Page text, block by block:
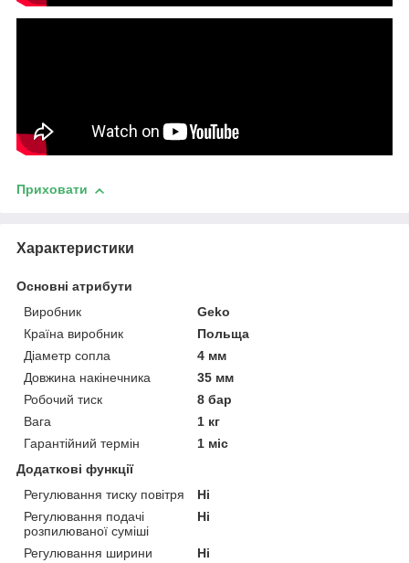
Приховати
Характеристики
Основні атрибути
Виробник
Geko
Країна виробник
Польща
Діаметр сопла
4 мм
Довжина накінечника
35 мм
Робочий тиск
8 бар
Вага
1 кг
Гарантійний термін
1 міс
Додаткові функції
Регулювання тиску повітря
Ні
Регулювання подачі
розпилюваної суміші
Ні
Регулювання ширини
Ні